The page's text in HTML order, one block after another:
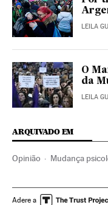
LEILA
O
da
LEILA
ARQUIVADO EM
Opinião Mudança
Adere a